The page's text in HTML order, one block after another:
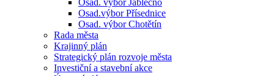
Osad. výbor Jablečno
Osad.výbor Přísednice
Osad. výbor Chotětín
Rada města
Krajinný plán
Strategický plán rozvoje města
Investiční a stavební akce